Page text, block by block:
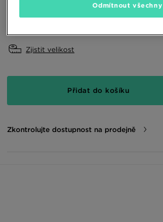
39 40
Zjistit velikost
Přidat do košíku
Zkontrolujte dostupnost na prodejně
Odmítnout všechny